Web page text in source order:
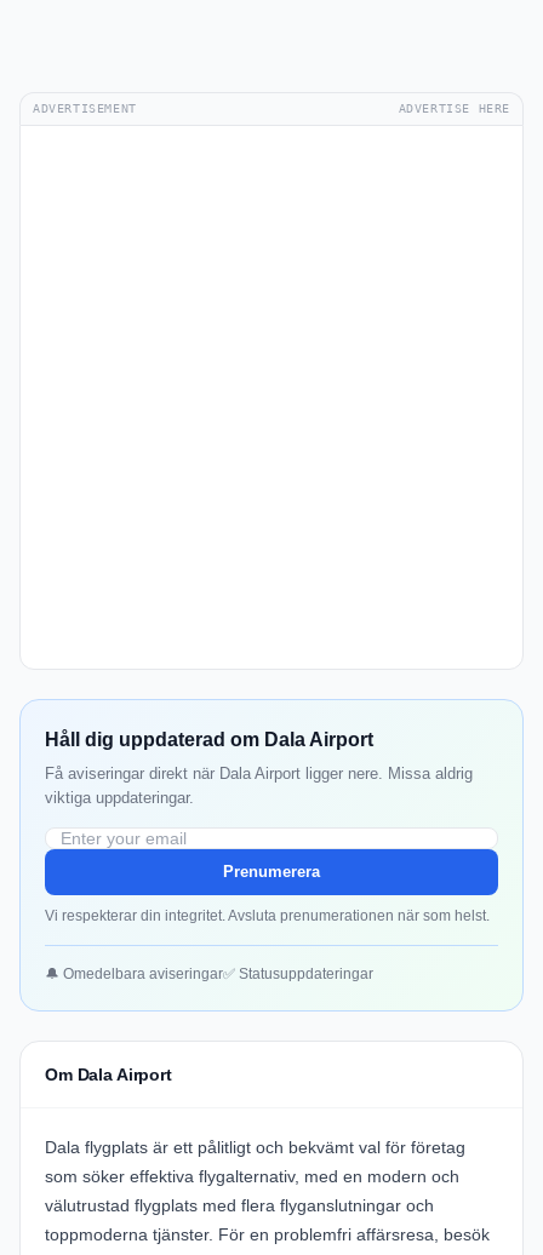
ADVERTISEMENT ADVERTISE HERE
Håll dig uppdaterad om Dala Airport
Få aviseringar direkt när Dala Airport ligger nere. Missa aldrig
viktiga uppdateringar.
Prenumerera
Vi respekterar din integritet. Avsluta prenumerationen när som helst.
🔔 Omedelbara aviseringar✅ Statusuppdateringar
Om Dala Airport
Dala flygplats är ett pålitligt och bekvämt val för företag
som söker effektiva flygalternativ, med en modern och
välutrustad flygplats med flera flyganslutningar och
toppmoderna tjänster. För en problemfri affärsresa, besök